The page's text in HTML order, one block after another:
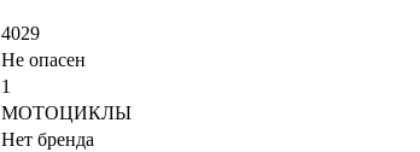
4029
Не опасен
1
МОТОЦИКЛЫ
Нет бренда